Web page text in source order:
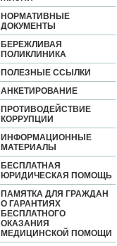
НОРМАТИВНЫЕ
ДОКУМЕНТЫ
БЕРЕЖЛИВАЯ
ПОЛИКЛИНИКА
ПОЛЕЗНЫЕ ССЫЛКИ
АНКЕТИРОВАНИЕ
ПРОТИВОДЕЙСТВИЕ
КОРРУПЦИИ
ИНФОРМАЦИОННЫЕ
МАТЕРИАЛЫ
БЕСПЛАТНАЯ
ЮРИДИЧЕСКАЯ ПОМОЩЬ
ПАМЯТКА ДЛЯ ГРАЖДАН
О ГАРАНТИЯХ
БЕСПЛАТНОГО
ОКАЗАНИЯ
МЕДИЦИНСКОЙ ПОМОЩИ